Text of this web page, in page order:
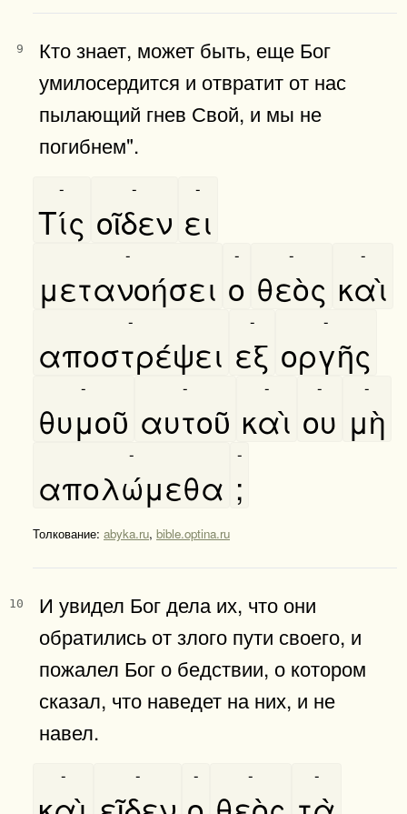
9
Кто знает, может быть, еще Бог
умилосердится и отвратит от нас
пылающий гнев Свой, и мы не
погибнем".
Τίς
-
οῖδεν
-
ει
-
μετανοήσει
-
ο
-
θεὸς
-
καὶ
-
αποστρέψει
-
εξ
-
οργῆς
-
θυμοῦ
-
αυτοῦ
-
καὶ
-
ου
-
μὴ
-
απολώμεθα
-
;
-
Толкование: abyka.ru, bible.optina.ru
10
И увидел Бог дела их, что они
обратились от злого пути своего, и
пожалел Бог о бедствии, о котором
сказал, что наведет на них, и не
навел.
- - - - -